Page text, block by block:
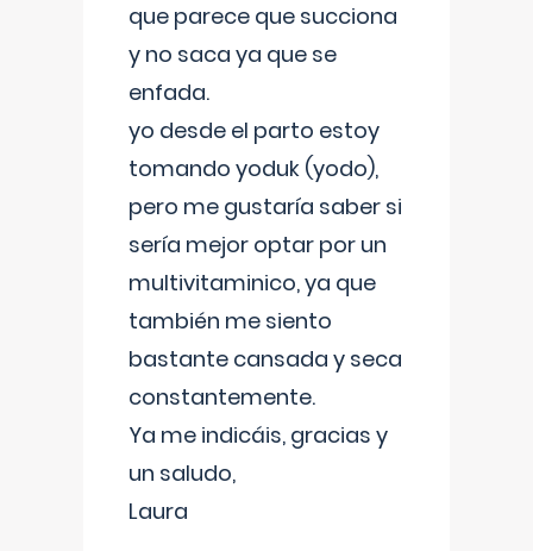
que parece que succiona
y no saca ya que se
enfada.
yo desde el parto estoy
tomando yoduk (yodo),
pero me gustaría saber si
sería mejor optar por un
multivitaminico, ya que
también me siento
bastante cansada y seca
constantemente.
Ya me indicáis, gracias y
un saludo,
Laura